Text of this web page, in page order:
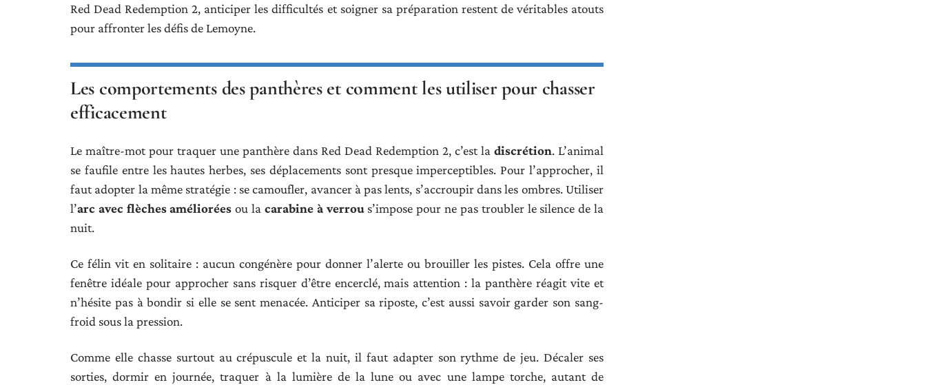
Red Dead Redemption 2, anticiper les difficultés et soigner sa préparation restent de véritables atouts
pour affronter les défis de Lemoyne.
Les comportements des panthères et comment les utiliser pour chasser
efficacement
Le maître-mot pour traquer une panthère dans Red Dead Redemption 2, c’est la discrétion. L’animal
se faufile entre les hautes herbes, ses déplacements sont presque imperceptibles. Pour l’approcher, il
faut adopter la même stratégie : se camoufler, avancer à pas lents, s’accroupir dans les ombres. Utiliser
l’arc avec flèches améliorées ou la carabine à verrous’impose pour ne pas troubler le silence de la
nuit.
Ce félin vit en solitaire : aucun congénère pour donner l’alerte ou brouiller les pistes. Cela offre une
fenêtre idéale pour approcher sans risquer d’être encerclé, mais attention : la panthère réagit vite et
n’hésite pas à bondir si elle se sent menacée. Anticiper sa riposte, c’est aussi savoir garder son sang-
froid sous la pression.
Comme elle chasse surtout au crépuscule et la nuit, il faut adapter son rythme de jeu. Décaler ses
sorties, dormir en journée, traquer à la lumière de la lune ou avec une lampe torche, autant de